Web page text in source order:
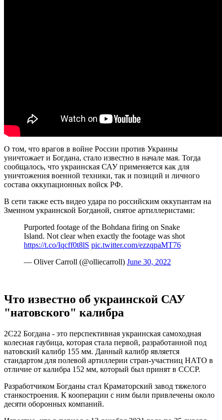
О том, что врагов в войне России против Украины
уничтожает и Богдана, стало известно в начале мая. Тогда
сообщалось, что украинская САУ применяется как для
уничтожения военной техники, так и позиций и личного
состава оккупационных войск РФ.
В сети также есть видео удара по российским оккупантам на
Змеином украинской Богданой, снятое артиллеристами:
Purported footage of the Bohdana firing on Snake
Island. Not clear when exactly the footage was shot
https://t.co/Iqcff0t8lS pic.twitter.com/ezzqpaMT76
— Oliver Carroll (@olliecarroll) June 30, 2022
Что известно об украинской САУ
"натовского" калибра
2С22 Богдана - это перспективная украинская самоходная
колесная гаубица, которая стала первой, разработанной под
натовский калибр 155 мм. Данный калибр является
стандартом для полевой артиллерии стран-участниц НАТО в
отличие от калибра 152 мм, который был принят в СССР.
Разработчиком Богданы стал Краматорский завод тяжелого
станкостроения. К кооперации с ним были привлечены около
десяти оборонных компаний.